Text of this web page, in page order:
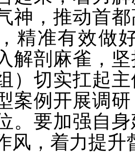
神，推动首
精准有效做
解剖麻雀，
）切实扛起
案例开展调
。要加强自
风，着力提升